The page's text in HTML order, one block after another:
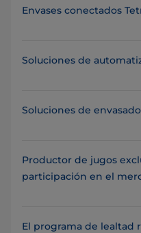
Envases conectados
Soluciones de
Soluciones de envasado
Productor de jugos
participación en el
El programa de lealtad